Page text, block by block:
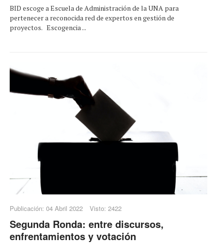
BID escoge a Escuela de Administración de la UNA para
pertenecer a reconocida red de expertos en gestión de
proyectos. Escogencia ...
Publicación: 04 Abril 2022 Visto: 2422
Segunda Ronda: entre discursos,
enfrentamientos y votación